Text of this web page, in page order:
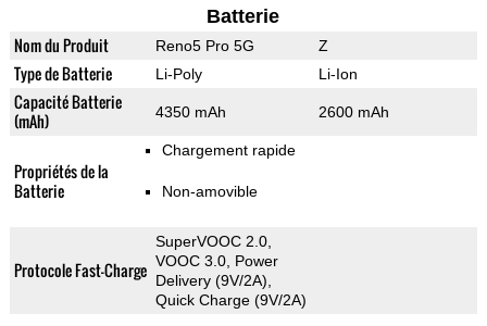
Batterie
Nom du Produit Reno5 Pro 5G Z
Type de Batterie Li-Poly Li-Ion
Capacité Batterie
(mAh)
4350 mAh 2600 mAh
Propriétés de la
Batterie
Chargement rapide
Non-amovible
Protocole Fast-Charge
SuperVOOC 2.0,
VOOC 3.0, Power
Delivery (9V/2A),
Quick Charge (9V/2A)